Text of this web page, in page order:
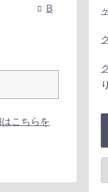
B
こちらを
り